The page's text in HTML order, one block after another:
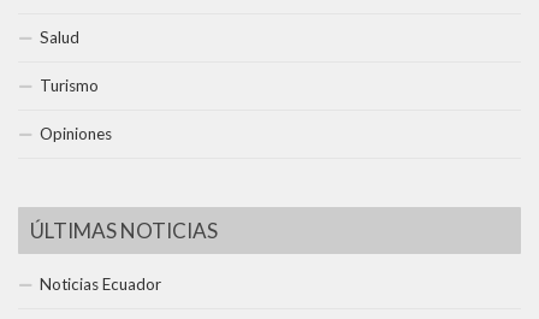
Salud
Turismo
Opiniones
ÚLTIMAS NOTICIAS
Noticias Ecuador